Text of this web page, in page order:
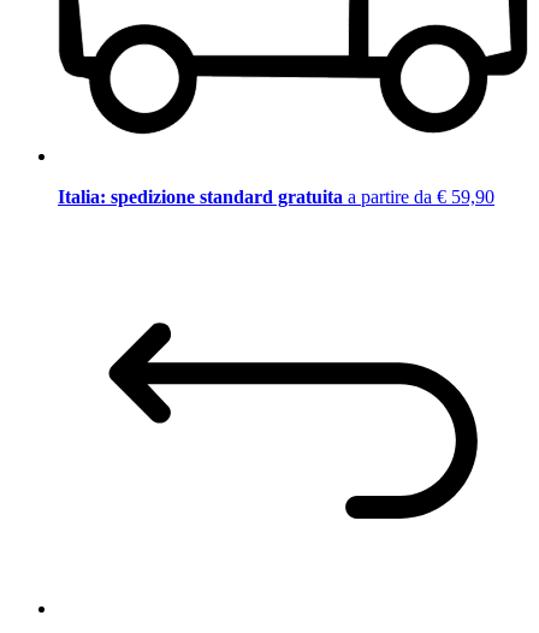
Italia: spedizione standard gratuita a partire da € 59,90